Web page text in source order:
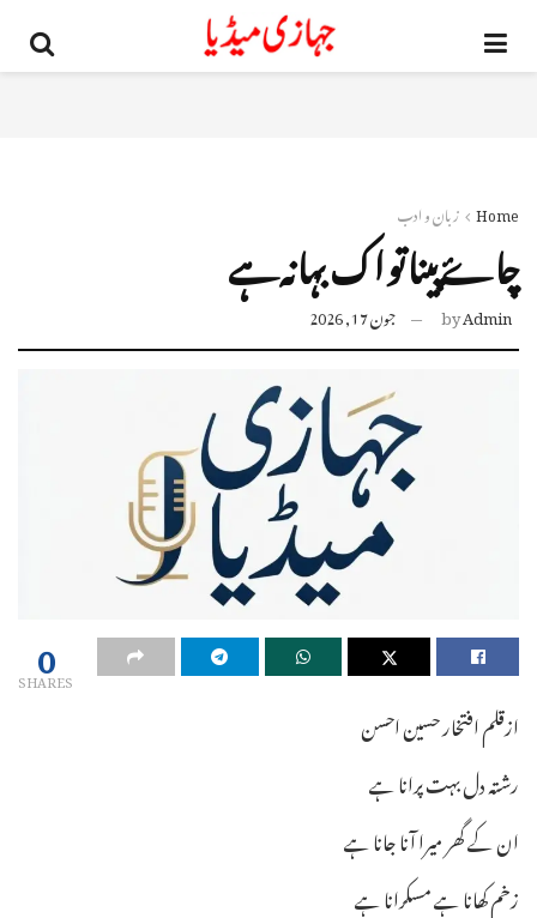
Home زبان و ادب
چاۓ پینا تو اک بہانہ ہے
byAdmin جون 17, 2026
0
SHARES
ازقلم افتخار حسین احسن
رشتہ دل بہت پرانا ہے
ان کے گھر میرا آنا جانا ہے
زخم کھانا ہے مسکرانا ہے